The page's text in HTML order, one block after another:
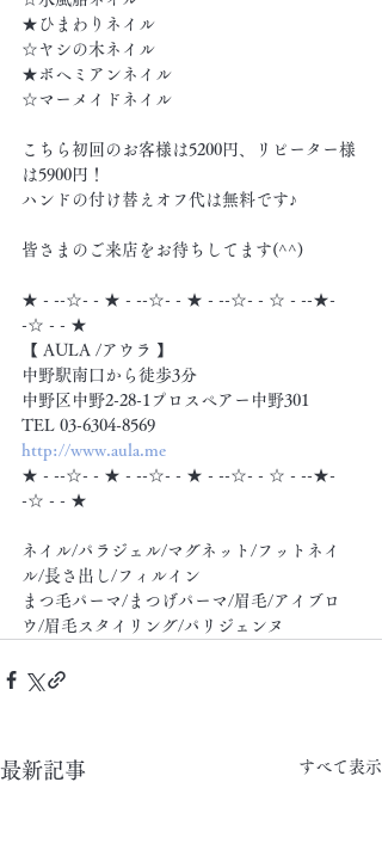
★ひまわりネイル
☆ヤシの木ネイル
★ボヘミアンネイル
☆マーメイドネイル
こちら初回のお客様は5200円、リピーター様
は5900円！
ハンドの付け替えオフ代は無料です♪
皆さまのご来店をお待ちしてます(^^)
★ - --☆- - ★ - --☆- - ★ - --☆- - ☆ - --★-
-☆ - - ★
【 AULA /アウラ 】
中野駅南口から徒歩3分
中野区中野2-28-1プロスペアー中野301
TEL 03-6304-8569
http://www.aula.me
★ - --☆- - ★ - --☆- - ★ - --☆- - ☆ - --★-
-☆ - - ★
ネイル/パラジェル/マグネット/フットネイ
ル/長さ出し/フィルイン
まつ毛パーマ/まつげパーマ/眉毛/アイブロ
ウ/眉毛スタイリング/パリジェンヌ
最新記事 すべて表示